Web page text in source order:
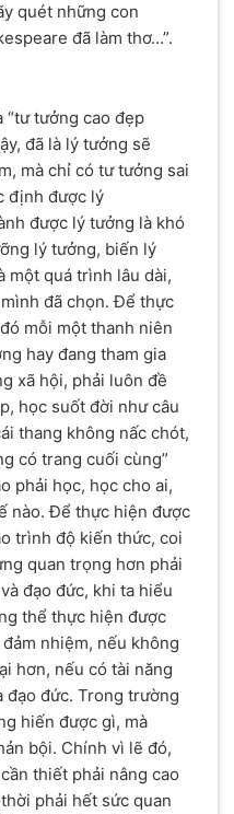
quét những con
đã làm thơ…”.
“tư tưởng cao đẹp
đã là lý tưởng sẽ
mà chỉ có tư tưởng sai
định được lý
được lý tưởng là khó
lý tưởng, biến lý
một quá trình lâu dài,
đã chọn. Để thực
mỗi một thanh niên
hay đang tham gia
xã hội, phải luôn đề
học suốt đời như câu
thang không nấc chót,
có trang cuối cùng”
phải học, học cho ai,
nào. Để thực hiện được
trình độ kiến thức, coi
quan trọng hơn phải
đạo đức, khi ta hiểu
thể thực hiện được
nhiệm, nếu không
hơn, nếu có tài năng
đạo đức. Trong trường
hiến được gì, mà
bội. Chính vì lẽ đó,
thiết phải nâng cao
phải hết sức quan